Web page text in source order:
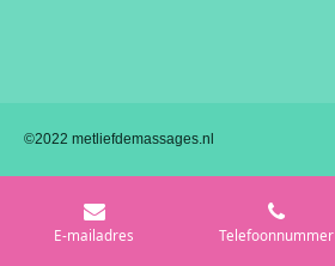
©2022 metliefdemassages.nl
E-mailadres Telefoonnummer